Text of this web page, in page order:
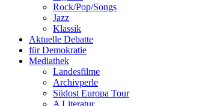
Rock/Pop/Songs
Jazz
Klassik
Aktuelle Debatte
für Demokratie
Mediathek
Landesfilme
Archivperle
Südost Europa Tour